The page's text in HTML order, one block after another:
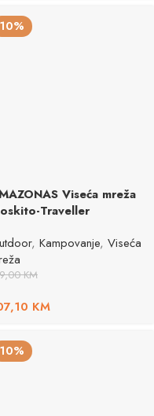
10%
Viseća mreža
Traveller
, Kampovanje, Viseća
KM
KM
10%